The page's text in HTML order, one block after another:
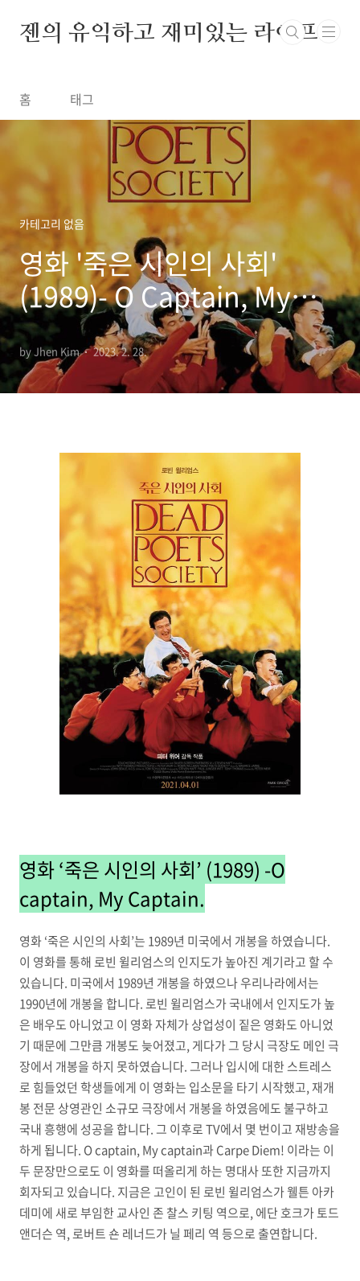
젠의 유익하고 재미있는 라이프
홈 태그
카테고리 없음
영화 '죽은 시인의 사회'
(1989)- O Captain, My
Captain
by Jhen Kim 2023. 2. 28.
영화 ‘죽은 시인의 사회’ (1989) -O
captain, My Captain.
영화 ‘죽은 시인의 사회’는 1989년 미국에서 개봉을 하였습니다.
이 영화를 통해 로빈 윌리엄스의 인지도가 높아진 계기라고 할 수
있습니다. 미국에서 1989년 개봉을 하였으나 우리나라에서는
1990년에 개봉을 합니다. 로빈 윌리엄스가 국내에서 인지도가 높
은 배우도 아니었고 이 영화 자체가 상업성이 짙은 영화도 아니었
기 때문에 그만큼 개봉도 늦어졌고, 게다가 그 당시 극장도 메인 극
장에서 개봉을 하지 못하였습니다. 그러나 입시에 대한 스트레스
로 힘들었던 학생들에게 이 영화는 입소문을 타기 시작했고, 재개
봉 전문 상영관인 소규모 극장에서 개봉을 하였음에도 불구하고
국내 흥행에 성공을 합니다. 그 이후로 TV에서 몇 번이고 재방송을
하게 됩니다. O captain, My captain과 Carpe Diem! 이라는 이
두 문장만으로도 이 영화를 떠올리게 하는 명대사 또한 지금까지
회자되고 있습니다. 지금은 고인이 된 로빈 윌리엄스가 웰튼 아카
데미에 새로 부임한 교사인 존 찰스 키팅 역으로, 에단 호크가 토드
앤더슨 역, 로버트 숀 레너드가 닐 페리 역 등으로 출연합니다.